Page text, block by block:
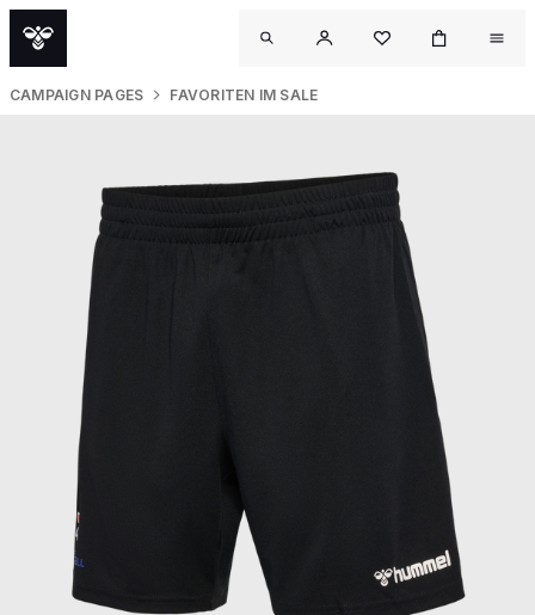
CAMPAIGN PAGES FAVORITEN IM SALE